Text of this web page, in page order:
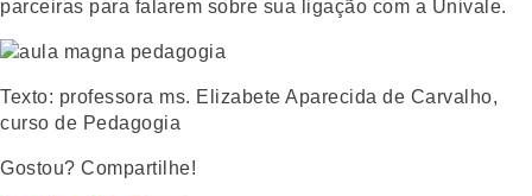
parceiras para falarem sobre sua ligação com a Univale.
Texto: professora ms. Elizabete Aparecida de Carvalho,
curso de Pedagogia
Gostou? Compartilhe!